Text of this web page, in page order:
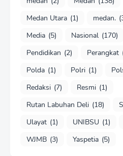
Medan Utara (1) medan.
Media (5) Nasional (170)
Pendidikan (2) Perangkat
Polda (1) Polri (1)
Redaksi (7) Resmi (1)
Rutan Labuhan Deli (18)
Ulayat (1) UNIBSU (1)
WJMB (3) Yaspetia (5)